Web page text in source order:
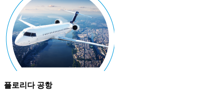
플로리다 공항